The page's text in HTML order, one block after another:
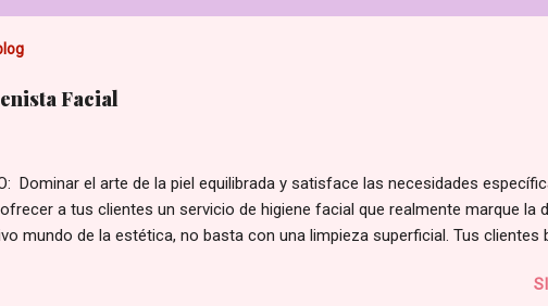
Facial
Dominar el arte de la piel equilibrada y satisface las necesidades
a tus clientes un servicio de higiene facial que realmente marque la
mundo de la estética, no basta con una limpieza superficial. Tus clientes
, te convertirás en la experta que tus clientes necesitan, aumentando la